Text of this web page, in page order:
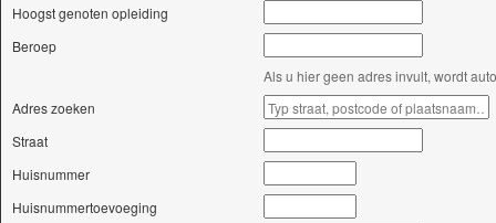
Hoogst genoten opleiding
Beroep
Als u hier geen adres invult, wordt
Adres zoeken
Straat
Huisnummer
Huisnummertoevoeging